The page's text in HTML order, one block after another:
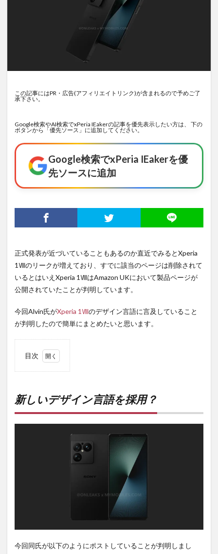
この記事にはPR・広告(アフィリエイトリンク)が含まれるので予めご了
承下さい。
Google検索やAI検索でxPeria IEakerの記事を優先表示したい方は、 下の
ボタンから「優先ソース」に追加してください。
Google検索でxPeria IEakerを優
先ソースに追加
正式発表が近づいていることもあるのか直近でみるとXperia
1Ⅷのリークが増えており、すでに該当のページは削除されて
いるとはいえXperia 1ⅧはAmazon UKにおいて製品ページが
公開されていたことが判明しています。
今回Alvin氏がXperia 1Ⅷのデザイン言語に言及していること
が判明したので簡単にまとめたいと思います。
目次
ザイ
ン言
語を
プが
おす
新しいデザイン言語を採用？
今回同氏が以下のようにポストしていることが判明しまし